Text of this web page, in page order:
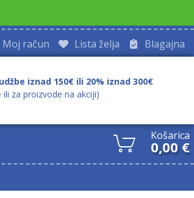
Blagajna
Lista želja
Moj račun
iznad 150€ ili 20% iznad 300€
ili za proizvode na akciji)
Košarica
0,00 €